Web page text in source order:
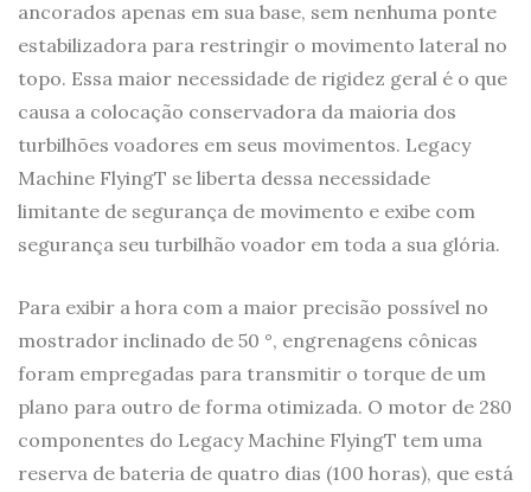
ancorados apenas em sua base, sem nenhuma ponte
estabilizadora para restringir o movimento lateral no
topo. Essa maior necessidade de rigidez geral é o que
causa a colocação conservadora da maioria dos
turbilhões voadores em seus movimentos. Legacy
Machine FlyingT se liberta dessa necessidade
limitante de segurança de movimento e exibe com
segurança seu turbilhão voador em toda a sua glória.
Para exibir a hora com a maior precisão possível no
mostrador inclinado de 50 °, engrenagens cônicas
foram empregadas para transmitir o torque de um
plano para outro de forma otimizada. O motor de 280
componentes do Legacy Machine FlyingT tem uma
reserva de bateria de quatro dias (100 horas), que está